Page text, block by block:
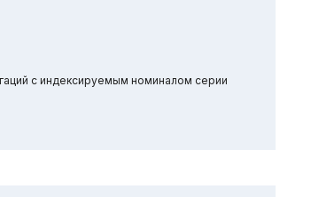
с индексируемым номиналом серии